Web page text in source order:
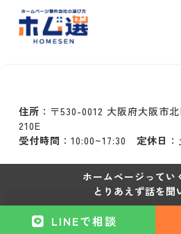
住所 ：〒530-0012 大阪府大阪市
210E
受付時間 ：10:00~17:30定休日
©ホムセン
ホームページってい
とりあえず話を聞
LINEで相談